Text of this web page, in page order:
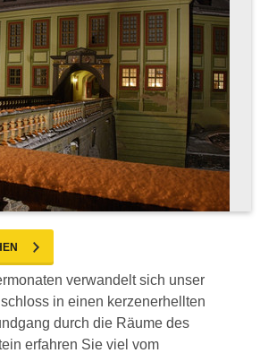
verwandelt sich unser
in einen kerzenerhellten
durch die Räume des
erfahren Sie viel vom